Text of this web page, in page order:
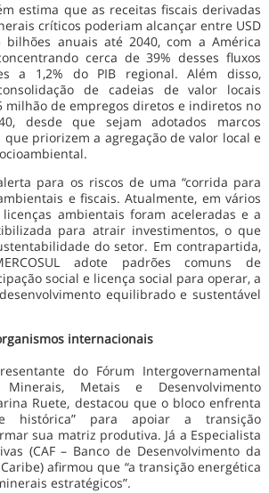
estima que as receitas fiscais derivadas
críticos poderiam alcançar entre USD
bilhões anuais até 2040, com a América
cerca de 39% desses fluxos
a 1,2% do PIB regional. Além disso,
de cadeias de valor locais
milhão de empregos diretos e indiretos no
desde que sejam adotados marcos
que priorizem a agregação de valor local e
para os riscos de uma “corrida para
e fiscais. Atualmente, em vários
ambientais foram aceleradas e a
para atrair investimentos, o que
do setor. Em contrapartida,
adote padrões comuns de
social e licença social para operar, a
equilibrado e sustentável
internacionais
do Fórum Intergovernamental
Metais e Desenvolvimento
Ruete, destacou que o bloco enfrenta
histórica” para apoiar a transição
sua matriz produtiva. Já a Especialista
(CAF – Banco de Desenvolvimento da
afirmou que “a transição energética
estratégicos”.